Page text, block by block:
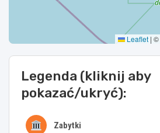
Leaflet | ©
Legenda (kliknij aby
pokazać/ukryć):
Zabytki